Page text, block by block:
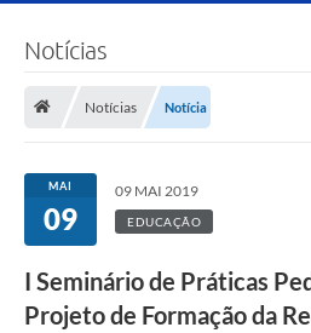
Transparência
Secretarias
Ouvidoria
Notícias
Notícias Notícia
MAI
09
09 MAI 2019
EDUCAÇÃO
I Seminário de Práticas
Projeto de Formação da